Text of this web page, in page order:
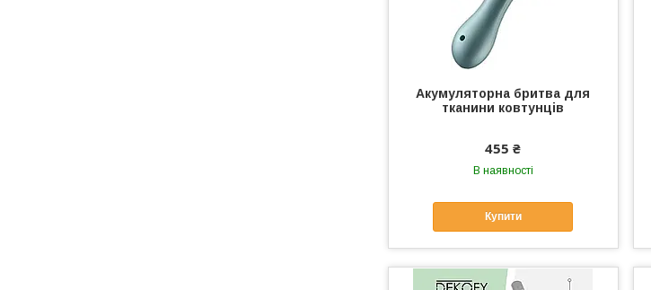
Акумуляторна бритва для
тканини ковтунців
455 ₴
В наявності
Купити